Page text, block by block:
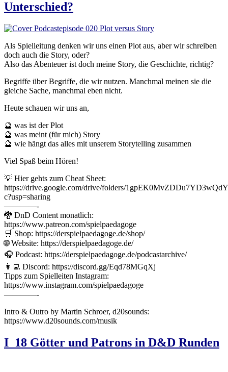
Unterschied?
Als Spielleitung denken wir uns einen Plot aus, aber wir schreiben
doch auch die Story, oder?
Also das Abenteuer ist doch meine Story, die Geschichte, richtig?
Begriffe über Begriffe, die wir nutzen. Manchmal meinen sie die
gleiche Sache, manchmal eben nicht.
Heute schauen wir uns an,
🔮 was ist der Plot
🔮 was meint (für mich) Story
🔮 wie hängt das alles mit unserem Storytelling zusammen
Viel Spaß beim Hören!
💡 Hier gehts zum Cheat Sheet:
https://drive.google.com/drive/folders/
c?usp=sharing
————-
🐉 DnD Content monatlich:
https://www.patreon.com/spielpaedagoge
🛒 Shop: https://derspielpaedagoge.de/shop/
🌐 Website: https://derspielpaedagoge.de/
🎧 Podcast: https://derspielpaedagoge.de/podcastarchive/
👩‍💻 Discord: https://discord.gg/Eqd78MGqXj
Tipps zum Spielleiten Instagram:
https://www.instagram.com/spielpaedagoge
————-
Intro & Outro by Martin Schroer, d20sounds:
https://www.d20sounds.com/musik
I_18 Götter und Patrons in D&D Runden